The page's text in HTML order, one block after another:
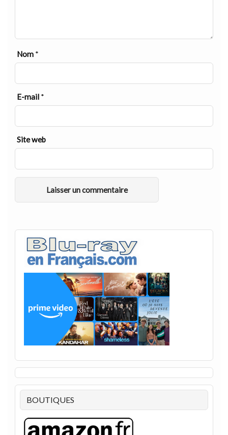
Nom *
E-mail *
Site web
BOUTIQUES